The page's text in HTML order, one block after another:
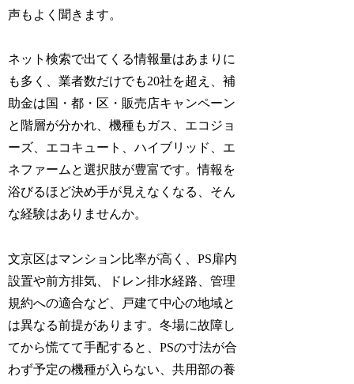
声もよく聞きます。
ネット検索で出てくる情報量はあまりに
も多く、業者数だけでも20社を超え、補
助金は国・都・区・販売店キャンペーン
と階層が分かれ、機種もガス、エコジョ
ーズ、エコキュート、ハイブリッド、エ
ネファームと選択肢が豊富です。情報を
浴びるほど決め手が見えなくなる、そん
な経験はありませんか。
文京区はマンション比率が高く、PS扉内
設置や前方排気、ドレン排水経路、管理
規約への適合など、戸建て中心の地域と
は異なる前提があります。冬場に故障し
てから慌てて手配すると、PSの寸法が合
わず予定の機種が入らない、共用部の養